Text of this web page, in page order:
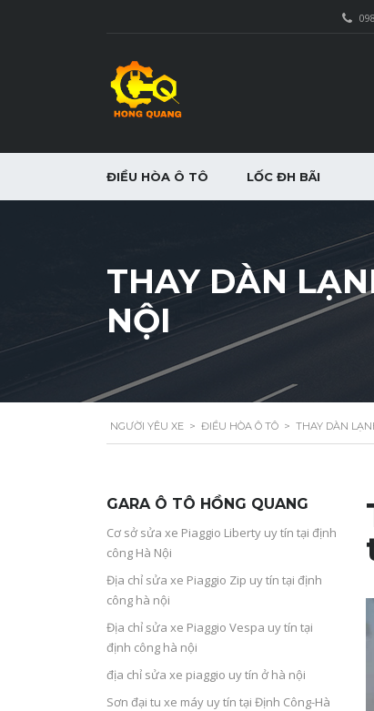
ĐIỀU HÒA Ô TÔ LỐC ĐH BÃI
THAY DÀN
NỘI
NGƯỜI YÊU XE > ĐIỀU HÒA Ô TÔ > THAY DÀN
GARA Ô TÔ HỒNG QUANG
Cơ sở sửa xe Piaggio Liberty uy tín tại định
công Hà Nội
Địa chỉ sửa xe Piaggio Zip uy tín tại định
công hà nội
Địa chỉ sửa xe Piaggio Vespa uy tín tại
định công hà nội
địa chỉ sửa xe piaggio uy tín ở hà nội
Sơn đại tu xe máy uy tín tại Định Công-Hà